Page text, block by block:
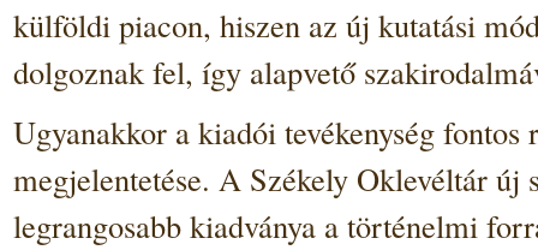
külföldi piacon, hiszen az új kutatási
dolgoznak fel, így alapvető
Ugyanakkor a kiadói tevékenység
megjelentetése. A Székely Oklevéltár
legrangosabb kiadványa a történelmi